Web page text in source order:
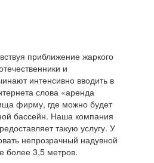
приближение жаркого
и
интенсивно вводить в
слова «аренда
фирму, где можно будет
бассейн. Наша компания
такую ​​услугу. У
непрозрачный надувной
более 3,5 метров.